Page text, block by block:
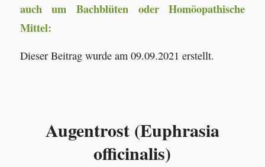
auch um Bachblüten oder Homöopathische
Mittel:
Dieser Beitrag wurde am 09.09.2021 erstellt.
Augentrost (Euphrasia
officinalis)